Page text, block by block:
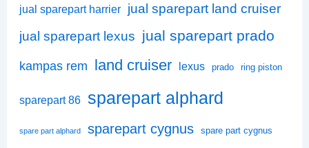
jual sparepart harrier
jual sparepart land cruiser
jual sparepart lexus jual sparepart prado
kampas rem land cruiser lexus prado ring piston
sparepart 86 sparepart alphard
spare part alphard sparepart cygnus spare part cygnus